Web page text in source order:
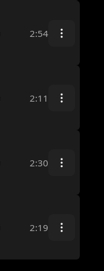
2:54
2:11
2:30
2:19